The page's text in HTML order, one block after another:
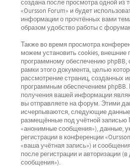
создана после просмотра одной из
«Oursson Forum» и будет
информации о прочтённых вами
образом удобство работы с
Также во время просмотра
можем установить cookies, внешние
программному обеспечению phpBB,
рамки этого документа, целью
рассмотрение страниц, созданных
программным обеспечением
получения вашей информации
вы отправляете на форум. Этими
исчерпываются, следующие
размещённые под учётной записью
«анонимные сообщения»), данные,
регистрации в конференции
«ваша учётная запись») и
после регистрации и авторизации
сообщения»).